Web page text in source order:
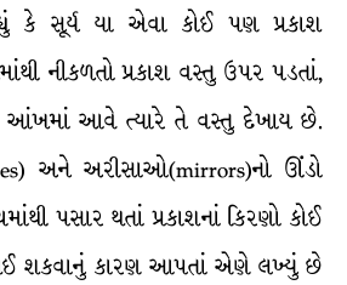
કે સૂર્ય યા એવા કોઈ પણ પ્રકાશ
નીકળતો પ્રકાશ વસ્તુ ઉપર પડતાં,
આંખમાં આવે ત્યારે તે વસ્તુ દેખાય છે.
અને અરીસાઓ(mirrors)નો ઊંડો
પસાર થતાં પ્રકાશનાં કિરણો કોઈ
શકવાનું કારણ આપતાં એણે લખ્યું છે